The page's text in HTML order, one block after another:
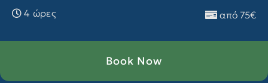
4 ώρες από 75€
Book Now